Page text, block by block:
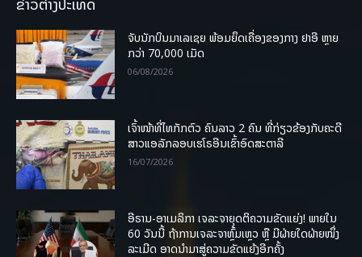
ຂ່າວຕ່າງປະເທດ
ຈັບນັກບິນມາເລເຊຍ ພ້ອມຍຶດເຄື່ອງຂອງກາງ ຢາອີ ຫຼາຍ
ກວ່າ 70,000 ເມັດ
06/08/2026
ເຈົ້າໜ້າທີ່ໄທກັກຕົວ ຄົນລາວ 2 ຄົນ ທີ່ກ່ຽວຂ້ອງກັບຄະດີ
ສາວແອລັກລອບເຮໂຣອີນເຂົ້າອົດສະຕາລີ
16/07/2026
ອີຣານ-ອາເມລິກາ ເຈລະຈາຍຸດຕິຄວາມຂັດແຍ່ງ! ພາຍໃນ
60 ວັນນີ້ ຖ້າການເຈລະຈາຫຼົ້ມເຫຼວ ຫຼື ມີຝ່າຍໃດຝ່າຍໜຶ່ງ
ລະເມີດ ອາດນໍາມາສູ່ຄວາມຂັດແຍ້ງອີກຄັ້ງ